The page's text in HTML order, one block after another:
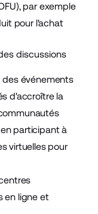
par exemple
pour l'achat
discussions
des événements
d'accroître la
participant à
virtuelles pour
en ligne et